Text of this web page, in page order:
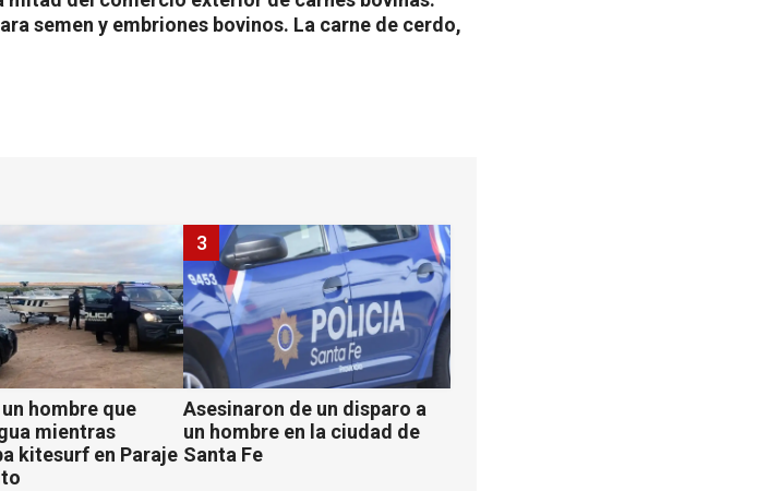
semen y embriones bovinos. La carne de cerdo,
hombre que
mientras
kitesurf en Paraje
Asesinaron de un disparo a
un hombre en la ciudad de
Santa Fe
3